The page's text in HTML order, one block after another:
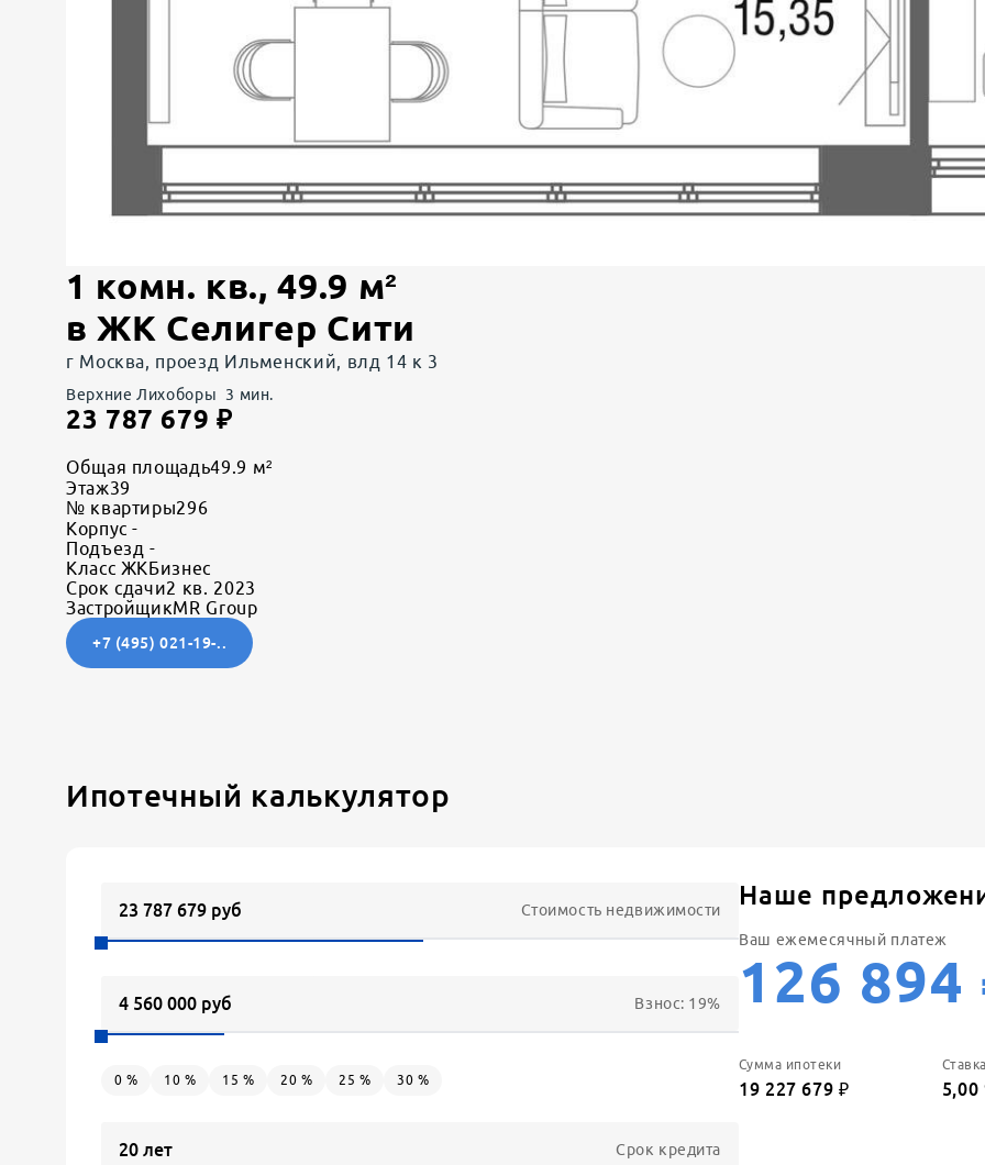
1 комн. кв.,49.9 м²
вЖК Селигер Сити
г Москва, проезд Ильменский, влд 14 к 3
Верхние Лихоборы 3 мин.
23 787 679 ₽
Общая площадь49.9 м²
Этаж39
№ квартиры296
Корпус -
Подъезд -
Класс ЖКБизнес
Срок сдачи2 кв. 2023
ЗастройщикMR Group
+7 (495) 021-19-..
Ипотечный калькулятор
Стоимость недвижимости
Взнос: 19%
0 % 10 % 15 % 20 % 25 % 30 %
Срок кредита
Наше
Ваш ежемесячный платеж
126 894
Сумма ипотеки
19 227 679 ₽ 5,00